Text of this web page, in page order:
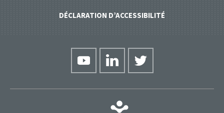
DÉCLARATION D’ACCESSIBILITÉ